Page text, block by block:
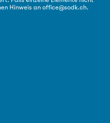
Hinweis an office@sodk.ch.